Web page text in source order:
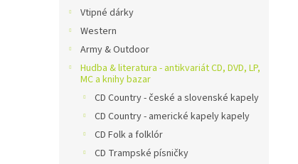
Vtipné dárky
Western
Army & Outdoor
Hudba & literatura - antikvariát CD, DVD, LP,
MC a knihy bazar
CD Country - české a slovenské kapely
CD Country - americké kapely kapely
CD Folk a folklór
CD Trampské písničky